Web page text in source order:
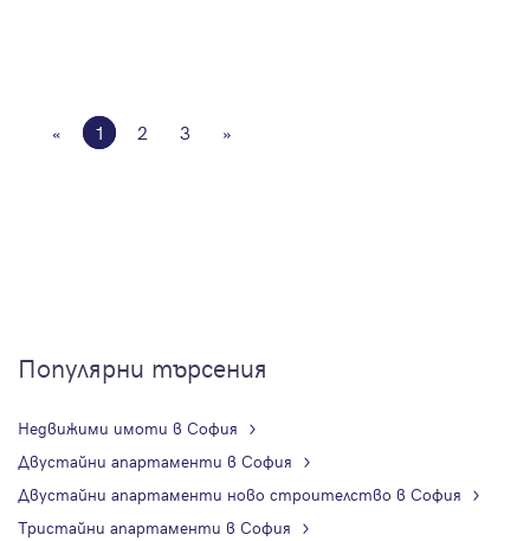
« 1 2 3 »
Популярни търсения
Недвижими имоти в София
Двустайни апартаменти в София
Двустайни апартаменти ново строителство в София
Тристайни апартаменти в София